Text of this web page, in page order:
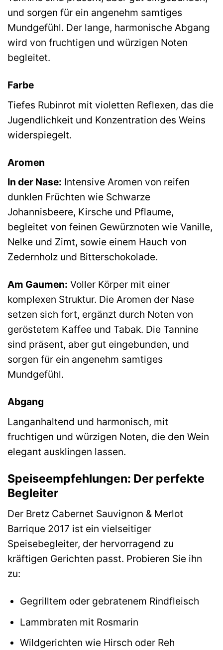
und sorgen für ein angenehm samtiges
Mundgefühl. Der lange, harmonische Abgang
wird von fruchtigen und würzigen Noten
begleitet.
Farbe
Tiefes Rubinrot mit violetten Reflexen, das die
Jugendlichkeit und Konzentration des Weins
widerspiegelt.
Aromen
In der Nase: Intensive Aromen von reifen
dunklen Früchten wie Schwarze
Johannisbeere, Kirsche und Pflaume,
begleitet von feinen Gewürznoten wie Vanille,
Nelke und Zimt, sowie einem Hauch von
Zedernholz und Bitterschokolade.
Am Gaumen: Voller Körper mit einer
komplexen Struktur. Die Aromen der Nase
setzen sich fort, ergänzt durch Noten von
geröstetem Kaffee und Tabak. Die Tannine
sind präsent, aber gut eingebunden, und
sorgen für ein angenehm samtiges
Mundgefühl.
Abgang
Langanhaltend und harmonisch, mit
fruchtigen und würzigen Noten, die den Wein
elegant ausklingen lassen.
Speiseempfehlungen: Der perfekte
Begleiter
Der Bretz Cabernet Sauvignon & Merlot
Barrique 2017 ist ein vielseitiger
Speisebegleiter, der hervorragend zu
kräftigen Gerichten passt. Probieren Sie ihn
zu:
Gegrilltem oder gebratenem Rindfleisch
Lammbraten mit Rosmarin
Wildgerichten wie Hirsch oder Reh